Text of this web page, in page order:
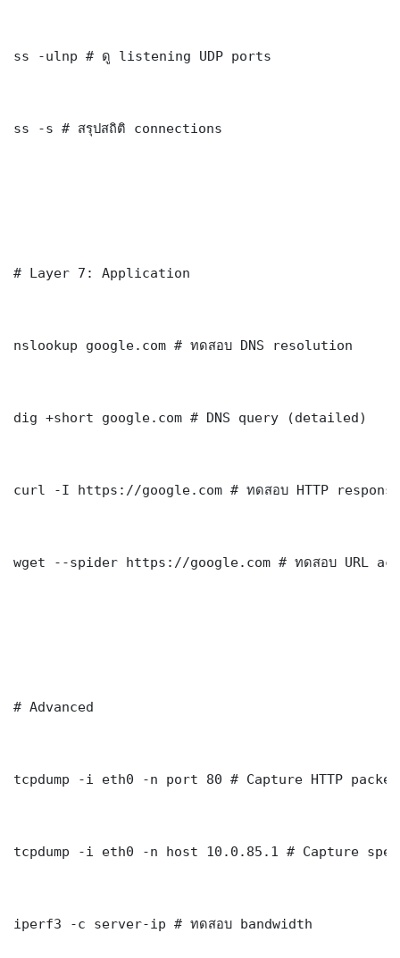
ss -ulnp # ดู listening UDP ports
ss -s # สรุปสถิติ connections
# Layer 7: Application
nslookup google.com # ทดสอบ DNS resolution
dig +short google.com # DNS query (detailed)
curl -I https://google.com # ทดสอบ HTTP
wget --spider https://google.com # ทดสอบ URL
# Advanced
tcpdump -i eth0 -n port 80 # Capture HTTP
tcpdump -i eth0 -n host 10.0.85.1 # Capture
iperf3 -c server-ip # ทดสอบ bandwidth